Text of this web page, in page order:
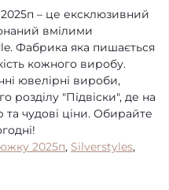
– це ексклюзивний
вмілими
Фабрика яка пишається
кожного виробу.
ювелірні вироби,
розділу "Підвіски", де на
та чудові ціни. Обирайте
2025п, Silverstyles,